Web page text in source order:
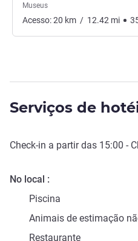
Museus
Acesso:20 km / 12.42 mi
Serviços de
Check-in a partir das 15:00 -
No local
Piscina
Animais de estimação
Restaurante